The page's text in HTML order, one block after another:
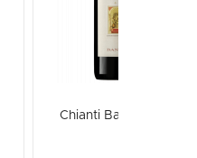
Chianti Banfi 2024